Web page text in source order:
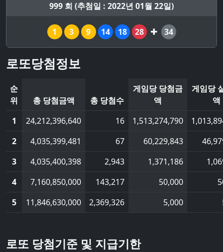
999 회 (추첨일 : 2022년 01월 22일)
1 3 9 14 18 28 34
로또당첨정보
순
위
총 당첨금액 총 당첨수
게임당 당첨금
액
게임당
액
1
24,212,396,640 16 1,513,274,790
2
4,035,399,481 67 60,229,843
3
4,035,400,398 2,943 1,371,186
4
7,160,850,000 143,217 50,000
5
11,846,630,000 2,369,326 5,000
로또 당첨기준 및 지급기한